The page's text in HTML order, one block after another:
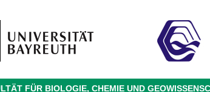
FÜR BIOLOGIE, CHEMIE UND